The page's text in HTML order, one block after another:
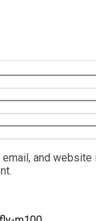
email, and